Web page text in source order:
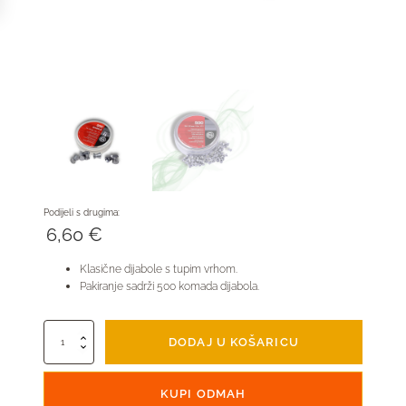
Podijeli s drugima:
6,60 €
Klasične dijabole s tupim vrhom.
Pakiranje sadrži 500 komada dijabola.
4,5mm
DODAJ U KOŠARICU
KUPI ODMAH